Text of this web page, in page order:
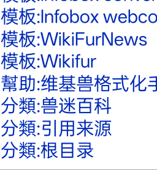
模板:Infobox
模板:WikiFurNews
模板:Wikifur
幫助:维基兽格式化
分類:兽迷百科
分類:引用来源
分類:根目录